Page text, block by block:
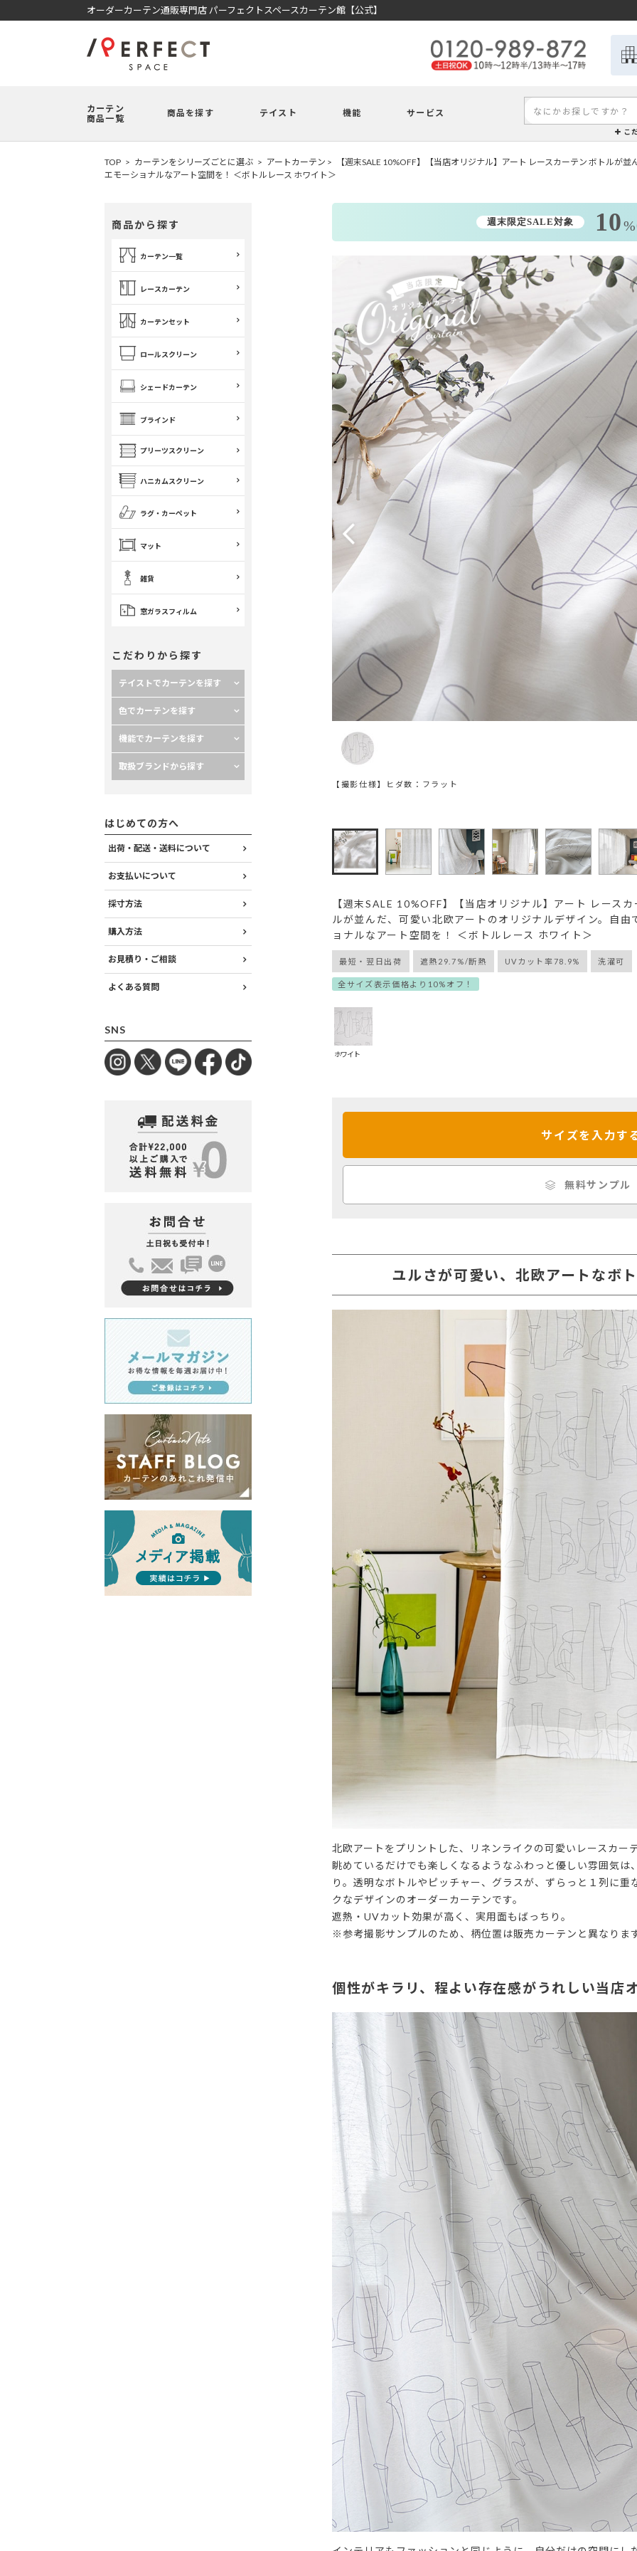
オーダーカーテン通販専門店 パーフェクトスペースカーテン館【公式】
カーテン
商品一覧
商品を探す テイスト 機能 サービス
こ
TOP カーテンをシリーズごとに選ぶ アートカーテン
【週末SALE 10%OFF】【当店オリジナル】アート レースカーテン ボトルが
エモーショナルなアート空間を！ ＜ボトルレース ホワイト＞
商品から探す
カーテン一覧
レースカーテン
カーテンセット
ロールスクリーン
シェードカーテン
ブラインド
プリーツスクリーン
ハニカムスクリーン
ラグ・カーペット
マット
雑貨
窓ガラスフィルム
こだわりから探す
テイストでカーテンを探す
色でカーテンを探す
機能でカーテンを探す
取扱ブランドから探す
はじめての方へ
出荷・配送・送料について
お支払いについて
採寸方法
購入方法
お見積り・ご相談
よくある質問
SNS
週末限定SALE対象 10
【撮影仕様】ヒダ数：フラット
【週末SALE 10%OFF】【当店オリジナル】アート レースカ
ルが並んだ、可愛い北欧アートのオリジナルデザイン。自由
ョナルなアート空間を！ ＜ボトルレース ホワイト＞
最短・翌日出荷 遮熱29.7%/断熱 UVカット率78.9% 洗濯可
全サイズ表示価格より10%オフ！
ホワイト
サイズを入力す
無料サンプル
ユルさが可愛い、北欧アートなボ
北欧アートをプリントした、リネンライクの可愛いレースカー
眺めているだけでも楽しくなるようなふわっと優しい雰囲気は
り。透明なボトルやピッチャー、グラスが、ずらっと１列に重
クなデザインのオーダーカーテンです。
遮熱・UVカット効果が高く、実用面もばっちり。
※参考撮影サンプルのため、柄位置は販売カーテンと異なります
個性がキラリ、程よい存在感がうれしい当店